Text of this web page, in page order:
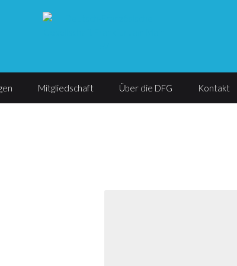
Mitgliedschaft Über die DFG Kontakt